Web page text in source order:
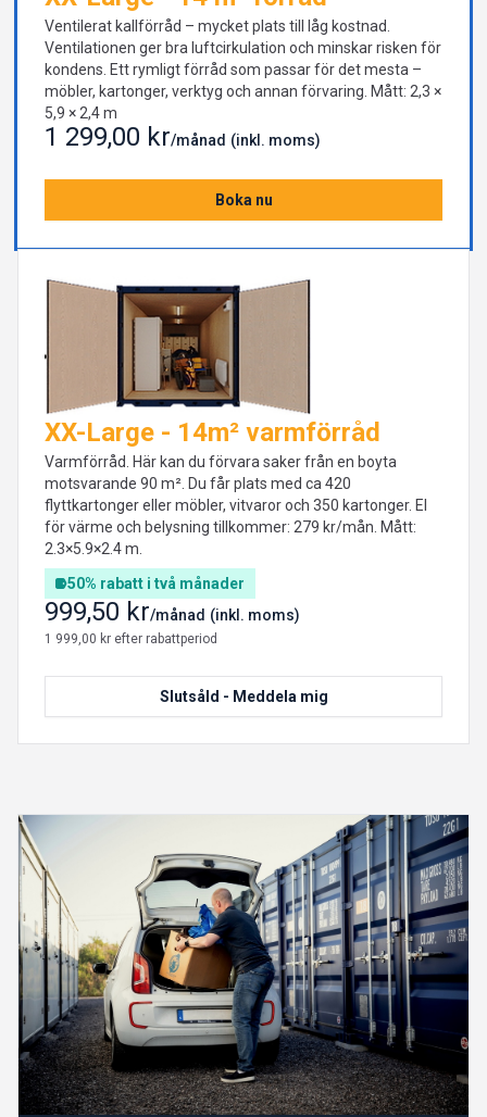
Ventilerat kallförråd – mycket plats till låg kostnad.
Ventilationen ger bra luftcirkulation och minskar risken för
kondens. Ett rymligt förråd som passar för det mesta –
möbler, kartonger, verktyg och annan förvaring. Mått: 2,3 ×
5,9 × 2,4 m
Boka nu
1 299,00 kr/månad (inkl. moms)
XX-Large - 14m² varmförråd
Varmförråd. Här kan du förvara saker från en boyta
motsvarande 90 m². Du får plats med ca 420
flyttkartonger eller möbler, vitvaror och 350 kartonger. El
för värme och belysning tillkommer: 279 kr/mån. Mått:
2.3×5.9×2.4 m.
50% rabatt i två månader
Slutsåld - Meddela mig
999,50 kr/månad (inkl. moms)
1 999,00 kr efter rabattperiod